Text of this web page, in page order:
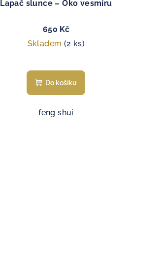
Lapač slunce – Oko vesmíru
650 Kč
Skladem (2 ks)
Do košíku
feng shui